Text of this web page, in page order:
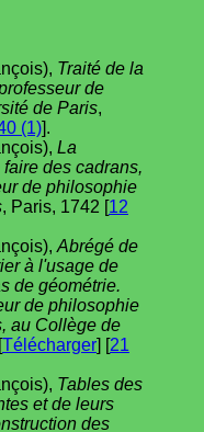
Traité de la
de
de Paris,
(1)].
La
des cadrans,
de philosophie
, Paris, 1742 [12
Abrégé de
à l'usage de
de géométrie.
de philosophie
au Collège de
Télécharger] [21
Tables des
et de leurs
des